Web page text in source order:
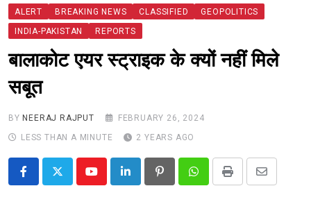
Alert
Classified
About Us
ALERT BREAKING NEWS CLASSIFIED
GEOPOLITICS
INDIA-PAKISTAN
REPORTS
बालाकोट एयर स्ट्राइक के क्यों नहीं मिले
सबूत
BYNEERAJ RAJPUT
FEBRUARY 26, 2024
LESS THAN A MINUTE
2 YEARS AGO
YoutubeLinkedIn PinterestWhatsappPrint
Share